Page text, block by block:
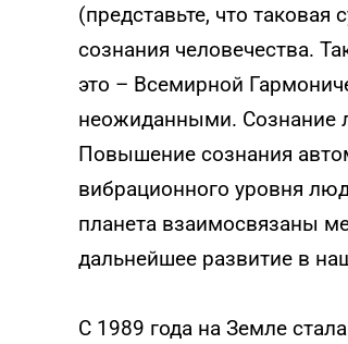
(представьте, что
сознания человечества.
это – Всемирной
неожиданными. Сознание
Повышение сознания
вибрационного уровня
планета взаимосвязаны
дальнейшее развитие в
С 1989 года на Земле